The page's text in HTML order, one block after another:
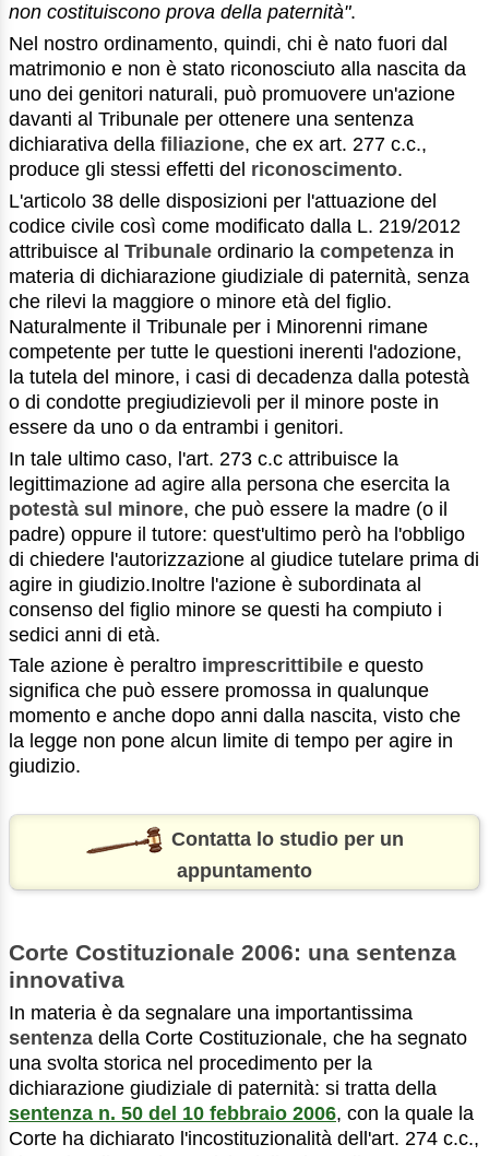
non costituiscono prova della paternità".
Nel nostro ordinamento, quindi, chi è nato fuori dal
matrimonio e non è stato riconosciuto alla nascita da
uno dei genitori naturali, può promuovere un'azione
davanti al Tribunale per ottenere una sentenza
dichiarativa della filiazione, che ex art. 277 c.c.,
produce gli stessi effetti del riconoscimento.
L'articolo 38 delle disposizioni per l'attuazione del
codice civile così come modificato dalla L. 219/2012
attribuisce al Tribunale ordinario la competenza in
materia di dichiarazione giudiziale di paternità, senza
che rilevi la maggiore o minore età del figlio.
Naturalmente il Tribunale per i Minorenni rimane
competente per tutte le questioni inerenti l'adozione,
la tutela del minore, i casi di decadenza dalla potestà
o di condotte pregiudizievoli per il minore poste in
essere da uno o da entrambi i genitori.
In tale ultimo caso, l'art. 273 c.c attribuisce la
legittimazione ad agire alla persona che esercita la
potestà sul minore, che può essere la madre (o il
padre) oppure il tutore: quest'ultimo però ha l'obbligo
di chiedere l'autorizzazione al giudice tutelare prima di
agire in giudizio.Inoltre l'azione è subordinata al
consenso del figlio minore se questi ha compiuto i
sedici anni di età.
Tale azione è peraltro imprescrittibile e questo
significa che può essere promossa in qualunque
momento e anche dopo anni dalla nascita, visto che
la legge non pone alcun limite di tempo per agire in
giudizio.
Contatta lo studio per un
appuntamento
Corte Costituzionale 2006: una sentenza
innovativa
In materia è da segnalare una importantissima
sentenza della Corte Costituzionale, che ha segnato
una svolta storica nel procedimento per la
dichiarazione giudiziale di paternità: si tratta della
sentenza n. 50 del 10 febbraio 2006, con la quale la
Corte ha dichiarato l'incostituzionalità dell'art. 274 c.c.,